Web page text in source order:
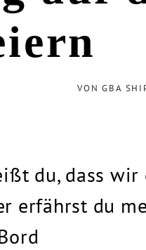
VON GBA
du, dass
erfährst du